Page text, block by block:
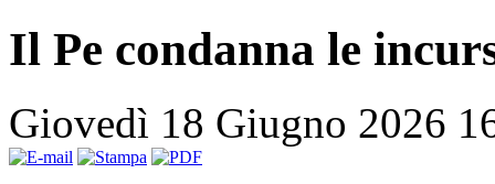
Il Pe condanna le
Giovedì 18 Giugno 2026